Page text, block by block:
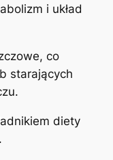
i układ
co
starających
diety